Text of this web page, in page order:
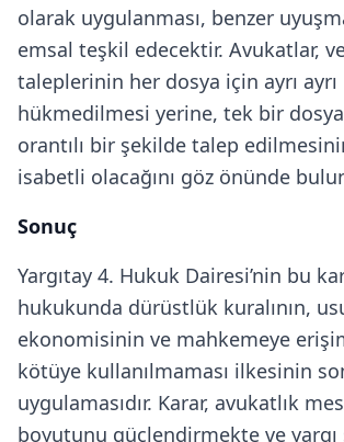
olarak uygulanması, benzer
emsal teşkil edecektir. Avukatlar,
taleplerinin her dosya için ayrı ayrı
hükmedilmesi yerine, tek bir
orantılı bir şekilde talep
isabetli olacağını göz önünde
Sonuç
Yargıtay 4. Hukuk Dairesi’nin bu
hukukunda dürüstlük kuralının,
ekonomisinin ve mahkemeye
kötüye kullanılmaması ilkesinin
uygulamasıdır. Karar, avukatlık
boyutunu güçlendirmekte ve